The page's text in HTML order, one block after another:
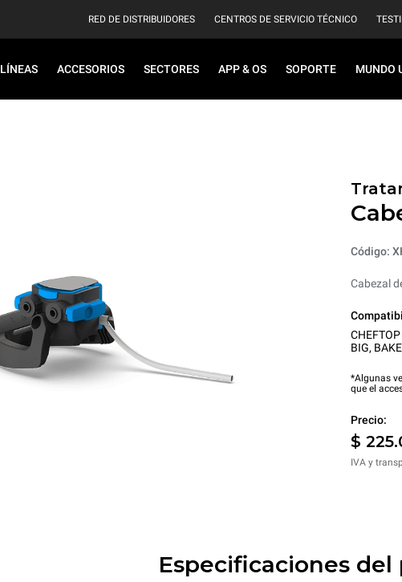
RED DE DISTRIBUIDORES CENTROS DE SERVICIO TÉCNICO
LÍNEAS ACCESORIOS SECTORES APP & OS SOPORTE MUNDO
Código:
Cabezal
BIG,
*Algunas
que el
Precio:
$
IVA y
Especificaciones